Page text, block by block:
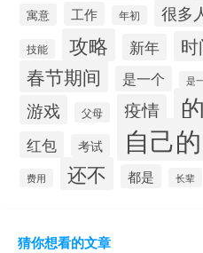
寓意 工作 年初 很多
技能 攻略 新年 时
春节期间 是一个 是
游戏 父母 疫情
红包 考试 自己的
费用 还不 都是 长辈
猜你想看的文章